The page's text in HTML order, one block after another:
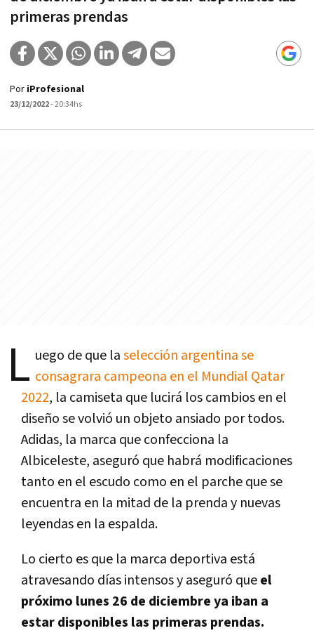
primeras prendas
Por iProfesional
23/12/2022- 20:34hs
L uego de que laselección argentina se
consagrara campeona en el Mundial Qatar
2022, la camiseta que lucirá los cambios en el
diseño se volvió un objeto ansiado por todos.
Adidas, la marca que confecciona la
Albiceleste, aseguró que habrá modificaciones
tanto en el escudo como en el parche que se
encuentra en la mitad de la prenda y nuevas
leyendas en la espalda.
Lo cierto es que la marca deportiva está
atravesando días intensos y aseguró queel
próximo lunes 26 de diciembre ya iban a
estar disponibles las primeras prendas.